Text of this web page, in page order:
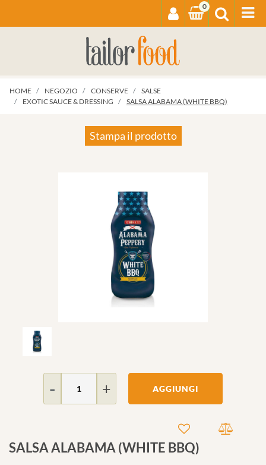
0
HOME NEGOZIO CONSERVE
SALSE
EXOTIC SAUCE & DRESSING
SALSA ALABAMA (WHITE BBQ)
Stampa il prodotto
AGGIUNGI
SALSA ALABAMA (WHITE BBQ)